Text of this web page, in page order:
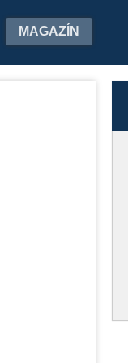
MAGAZÍN